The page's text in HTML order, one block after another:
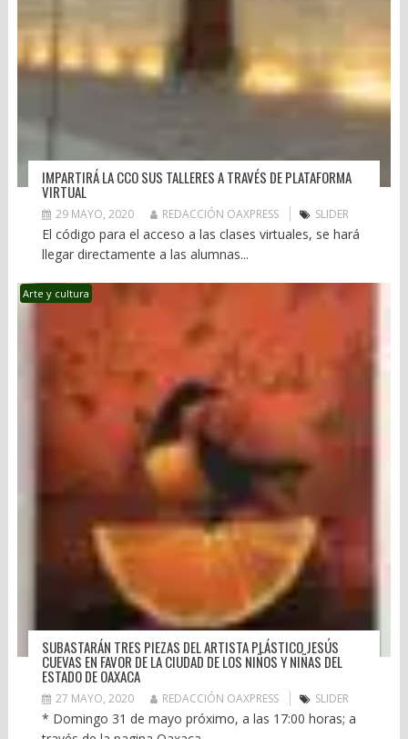
IMPARTIRÁ LA CCO SUS TALLERES A TRAVÉS DE PLATAFORMA
VIRTUAL
29 MAYO, 2020 REDACCIÓN OAXPRESS SLIDER
El código para el acceso a las clases virtuales, se hará
llegar directamente a las alumnas...
Arte y cultura
SUBASTARÁN TRES PIEZAS DEL ARTISTA PLÁSTICO JESÚS
CUEVAS EN FAVOR DE LA CIUDAD DE LOS NIÑOS Y NIÑAS DEL
ESTADO DE OAXACA
27 MAYO, 2020 REDACCIÓN OAXPRESS SLIDER
* Domingo 31 de mayo próximo, a las 17:00 horas; a